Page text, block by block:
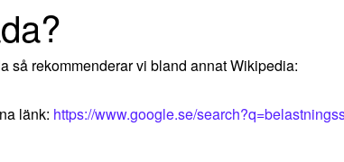
så rekommenderar vi bland annat Wikipedia:
länk: https://www.google.se/